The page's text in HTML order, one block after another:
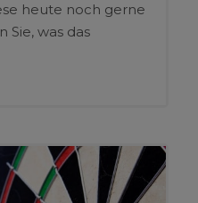
heute noch gerne
was das